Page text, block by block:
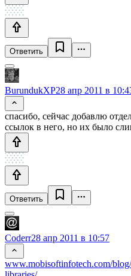
Ответить
BurundukXP28 апр 2011 в
спасибо, сейчас добавлю
ссылок в него, но их было
Ответить
Coderr28 апр 2011 в 10:57
www.mobisoftinfotech.com/